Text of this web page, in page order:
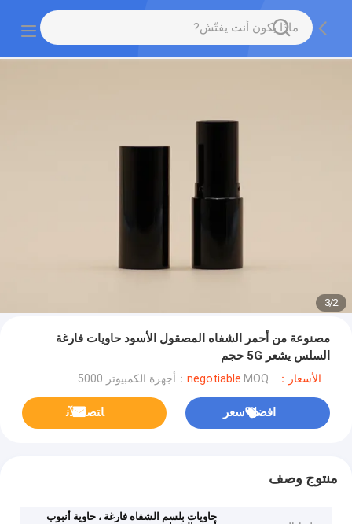
2
/
3
مصنوعة من أحمر الشفاه المصقول الأسود حاويات فارغة
السلس يشعر 5G حجم
الأسعار：negotiable MOQ：أجهزة الكمبيوتر 5000
افضل سعر ﺎﺘﺼﻟ ﺍﻶﻧ
منتوج وصف
حاويات بلسم الشفاه فارغة ، حاوية أنبوب